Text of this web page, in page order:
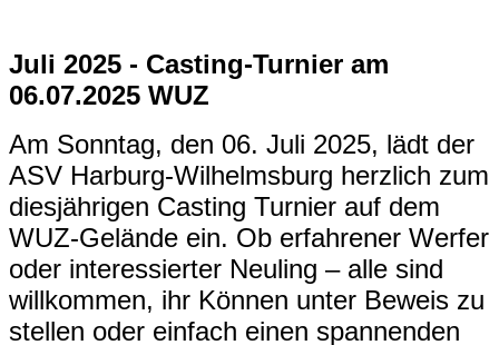
Juli 2025 - Casting-Turnier am
06.07.2025 WUZ
Am Sonntag, den 06. Juli 2025, lädt der
ASV Harburg-Wilhelmsburg herzlich zum
diesjährigen Casting Turnier auf dem
WUZ-Gelände ein. Ob erfahrener Werfer
oder interessierter Neuling – alle sind
willkommen, ihr Können unter Beweis zu
stellen oder einfach einen spannenden